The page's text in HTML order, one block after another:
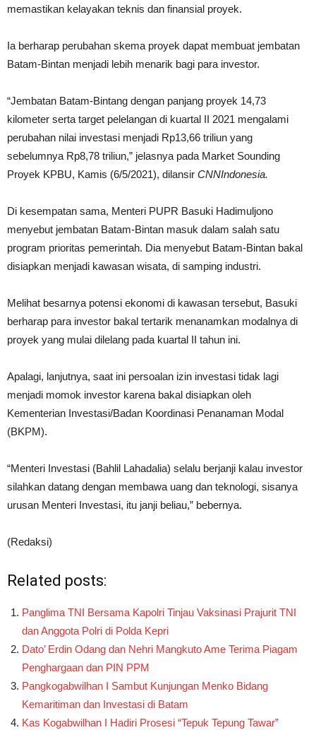
memastikan kelayakan teknis dan finansial proyek.
Ia berharap perubahan skema proyek dapat membuat jembatan
Batam-Bintan menjadi lebih menarik bagi para investor.
“Jembatan Batam-Bintang dengan panjang proyek 14,73
kilometer serta target pelelangan di kuartal II 2021 mengalami
perubahan nilai investasi menjadi Rp13,66 triliun yang
sebelumnya Rp8,78 triliun,” jelasnya pada Market Sounding
Proyek KPBU, Kamis (6/5/2021), dilansir CNNIndonesia.
Di kesempatan sama, Menteri PUPR Basuki Hadimuljono
menyebut jembatan Batam-Bintan masuk dalam salah satu
program prioritas pemerintah. Dia menyebut Batam-Bintan bakal
disiapkan menjadi kawasan wisata, di samping industri.
Melihat besarnya potensi ekonomi di kawasan tersebut, Basuki
berharap para investor bakal tertarik menanamkan modalnya di
proyek yang mulai dilelang pada kuartal II tahun ini.
Apalagi, lanjutnya, saat ini persoalan izin investasi tidak lagi
menjadi momok investor karena bakal disiapkan oleh
Kementerian Investasi/Badan Koordinasi Penanaman Modal
(BKPM).
“Menteri Investasi (Bahlil Lahadalia) selalu berjanji kalau investor
silahkan datang dengan membawa uang dan teknologi, sisanya
urusan Menteri Investasi, itu janji beliau,” bebernya.
(Redaksi)
Related posts:
Panglima TNI Bersama Kapolri Tinjau Vaksinasi Prajurit TNI
dan Anggota Polri di Polda Kepri
Dato’ Erdin Odang dan Nehri Mangkuto Ame Terima Piagam
Penghargaan dan PIN PPM
Pangkogabwilhan I Sambut Kunjungan Menko Bidang
Kemaritiman dan Investasi di Batam
Kas Kogabwilhan I Hadiri Prosesi “Tepuk Tepung Tawar”